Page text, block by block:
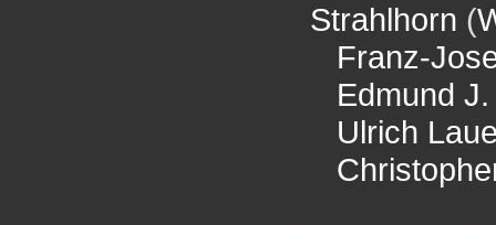
Strahlhorn (
Franz-
Edmund
Ulrich